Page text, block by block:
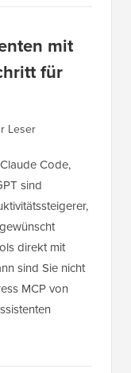
mit
für
Leser
Code,
sind
direkt mit
sind Sie nicht
MCP von